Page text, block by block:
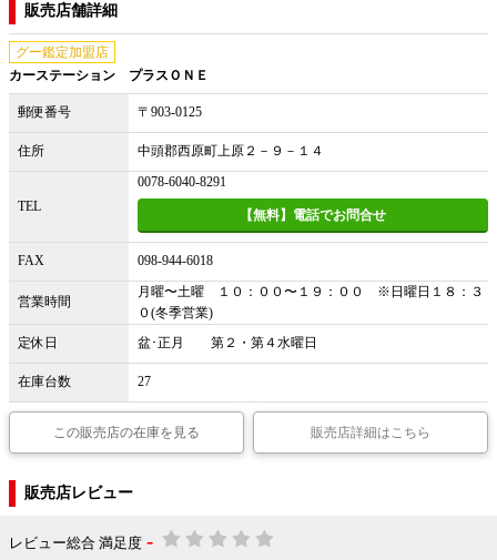
販売店舗詳細
グー鑑定加盟店
カーステーション プラスＯＮＥ
郵便番号 〒903-0125
住所 中頭郡西原町上原２－９－１４
TEL
0078-6040-8291
【無料】電話でお問合せ
FAX 098-944-6018
営業時間
月曜〜土曜 １０：００〜１９：００ ※日曜日１８：３
０(冬季営業)
定休日
盆･正月 第２・第４水曜日
在庫台数 27
この販売店の在庫を見る 販売店詳細はこちら
販売店レビュー
レビュー総合 満足度 -